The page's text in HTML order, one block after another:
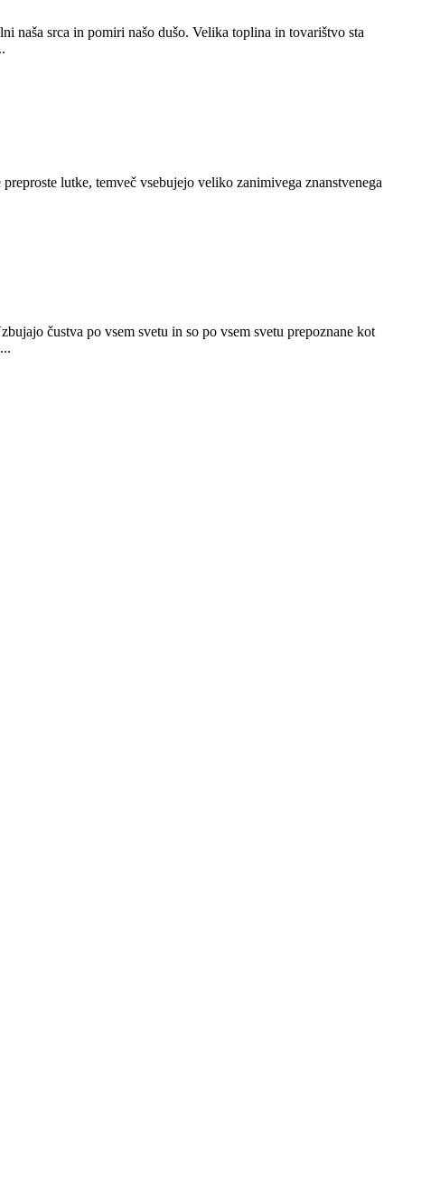
naša srca in pomiri našo dušo. Velika toplina in tovarištvo sta
lutke, temveč vsebujejo veliko zanimivega znanstvenega
čustva po vsem svetu in so po vsem svetu prepoznane kot